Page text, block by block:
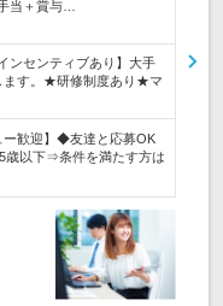
当＋賞与…
ンセンティブあり】大手
ます。★研修制度あり★マ
ー歓迎】◆友達と応募OK
以下⇒条件を満たす方は